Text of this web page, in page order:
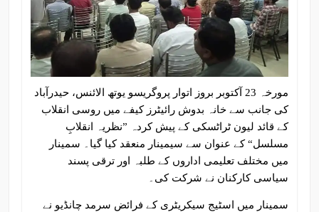
مورخہ 23 آکتوبر بروز اتوار پروگریسو یوتھ الائنس، حیدرآباد
کی جانب سے خانہ بدوش رائیٹرز کیفے میں روسی انقلاب
کے قائد لیون ٹراٹسکی کے پیش کردہ ”نظریہ انقلابِ
مسلسل“ کے عنوان سے سیمینار منعقد کیا گیا۔ سمینار
میں مختلف تعلیمی اداروں کے طلبہ اور ترقی پسند
سیاسی کارکنان نے شرکت کی۔
سمینار میں اسٹیج سیکریٹری کے فرائض سرمد چانڈیو نے